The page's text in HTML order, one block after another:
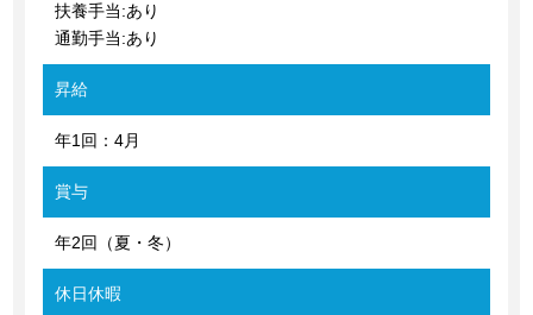
扶養手当:あり
通勤手当:あり
昇給
年1回：4月
賞与
年2回（夏・冬）
休日休暇